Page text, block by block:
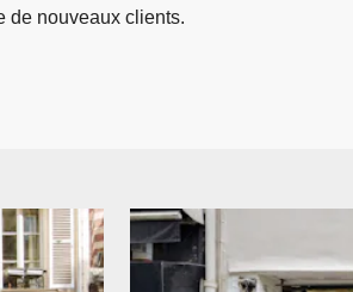
de nouveaux clients.